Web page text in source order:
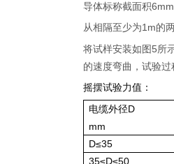
导体标称截面积
从相隔至少为1m的
将试样安装如图 5所
的速度弯曲，试验
摇摆试验力值：
电缆外径D
mm
D≤35
35≤D≤50